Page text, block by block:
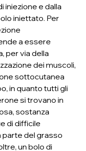
iniezione e dalla
iniettato. Per
a essere
per via della
dei muscoli,
sottocutanea
in quanto tutti gli
si trovano in
sostanza
di difficile
del grasso
un bolo di